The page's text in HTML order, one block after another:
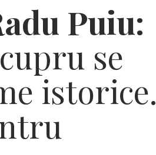
Puiu:
se
istorice.